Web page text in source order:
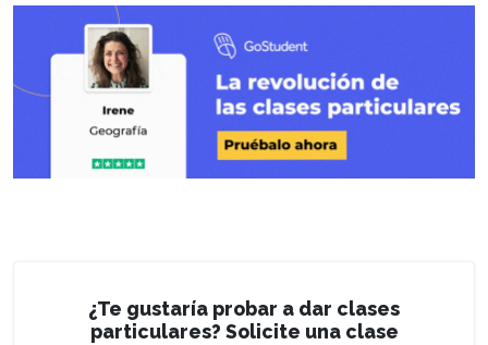
¿Te gustaría probar a dar clases
particulares? Solicite una clase